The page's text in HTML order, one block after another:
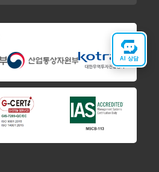
AI 상담